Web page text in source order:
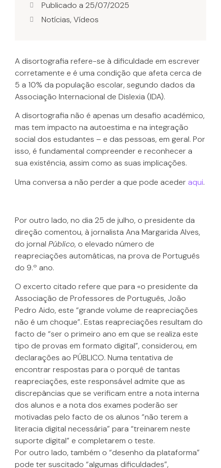
Publicado a 25/07/2025
Notícias, Vídeos
A disortografia refere-se à dificuldade em escrever
corretamente e é uma condição que afeta cerca de
5 a 10% da população escolar, segundo dados da
Associação Internacional de Dislexia (IDA).
A disortografia não é apenas um desafio académico,
mas tem impacto na autoestima e na integração
social dos estudantes – e das pessoas, em geral. Por
isso, é fundamental compreender e reconhecer a
sua existência, assim como as suas implicações.
Uma conversa a não perder a que pode aceder aqui.
Por outro lado, no dia 25 de julho, o presidente da
direção comentou, à jornalista Ana Margarida Alves,
do jornal Público, o elevado número de
reapreciações automáticas, na prova de Português
do 9.º ano.
O excerto citado refere que para «o presidente da
Associação de Professores de Português, João
Pedro Aido, este “grande volume de reapreciações
não é um choque”. Estas reapreciações resultam do
facto de “ser o primeiro ano em que se realiza este
tipo de provas em formato digital”, considerou, em
declarações ao PÚBLICO. Numa tentativa de
encontrar respostas para o porquê de tantas
reapreciações, este responsável admite que as
discrepâncias que se verificam entre a nota interna
dos alunos e a nota dos exames poderão ser
motivadas pelo facto de os alunos “não terem a
literacia digital necessária” para “treinarem neste
suporte digital” e completarem o teste.
Por outro lado, também o “desenho da plataforma”
pode ter suscitado “algumas dificuldades”,